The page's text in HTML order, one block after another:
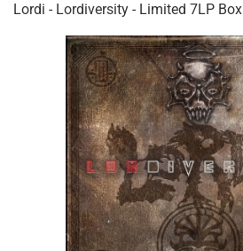
Lordi - Lordiversity - Limited 7LP Box